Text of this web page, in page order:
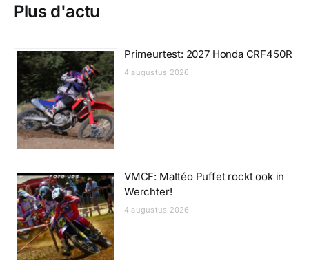
Plus d'actu
Primeurtest: 2027 Honda CRF450R
4 augustus 2026
VMCF: Mattéo Puffet rockt ook in
Werchter!
4 augustus 2026